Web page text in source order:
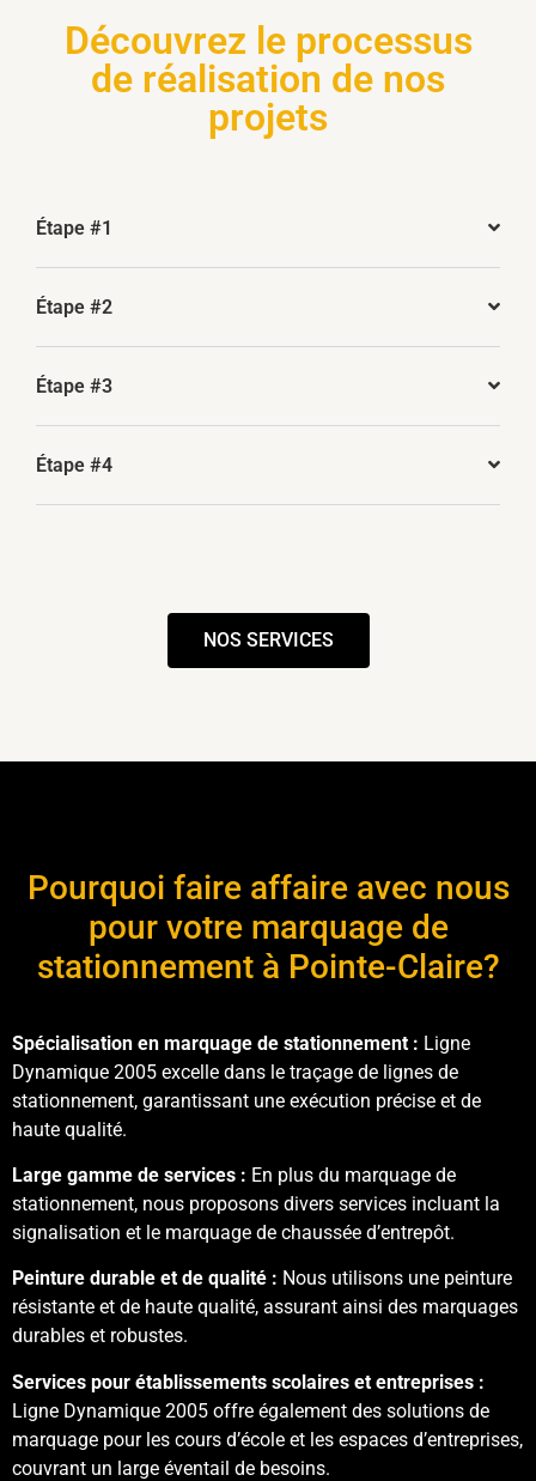
Découvrez le processus
de réalisation de nos
projets
Étape #1
Étape #2
Étape #3
Étape #4
NOS SERVICES
Pourquoi faire affaire avec nous
pour votre marquage de
stationnement à Pointe-Claire?
Spécialisation en marquage de stationnement : Ligne
Dynamique 2005 excelle dans le traçage de lignes de
stationnement, garantissant une exécution précise et de
haute qualité.
Large gamme de services : En plus du marquage de
stationnement, nous proposons divers services incluant la
signalisation et le marquage de chaussée d’entrepôt.
Peinture durable et de qualité : Nous utilisons une peinture
résistante et de haute qualité, assurant ainsi des marquages
durables et robustes.
Services pour établissements scolaires et entreprises :
Ligne Dynamique 2005 offre également des solutions de
marquage pour les cours d’école et les espaces d’entreprises,
couvrant un large éventail de besoins.